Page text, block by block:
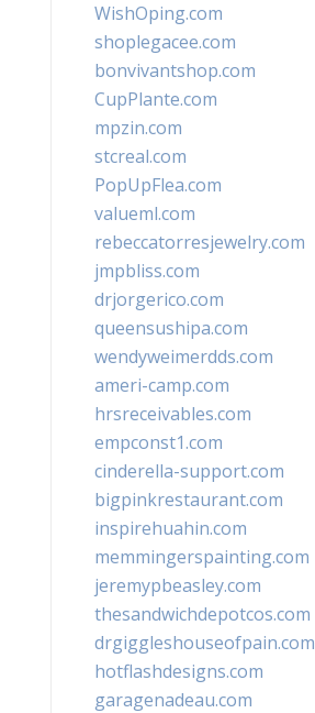
WishOping.com
shoplegacee.com
bonvivantshop.com
CupPlante.com
mpzin.com
stcreal.com
PopUpFlea.com
valueml.com
rebeccatorresjewelry.com
jmpbliss.com
drjorgerico.com
queensushipa.com
wendyweimerdds.com
ameri-camp.com
hrsreceivables.com
empconst1.com
cinderella-support.com
bigpinkrestaurant.com
inspirehuahin.com
memmingerspainting.com
jeremypbeasley.com
thesandwichdepotcos.com
drgiggleshouseofpain.com
hotflashdesigns.com
garagenadeau.com